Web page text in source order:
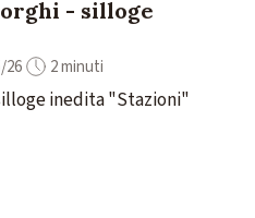
- silloge
26 2 minuti
inedita "Stazioni"